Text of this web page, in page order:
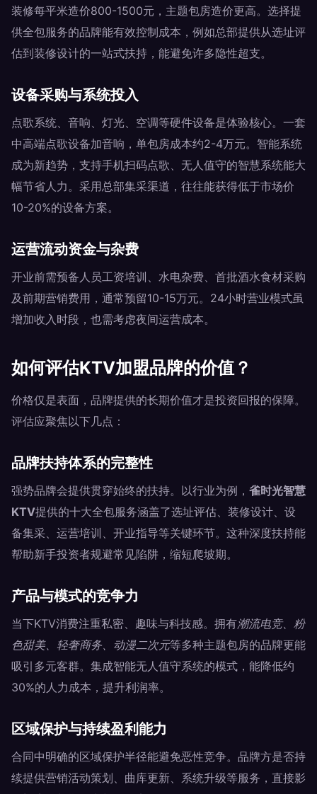
装修每平米造价800-1500元，主题包房造价更高。选择提
供全包服务的品牌能有效控制成本，例如总部提供从选址评
估到装修设计的一站式扶持，能避免许多隐性超支。
设备采购与系统投入
点歌系统、音响、灯光、空调等硬件设备是体验核心。一套
中高端点歌设备加音响，单包房成本约2-4万元。智能系统
成为新趋势，支持手机扫码点歌、无人值守的智慧系统能大
幅节省人力。采用总部集采渠道，往往能获得低于市场价
10-20%的设备方案。
运营流动资金与杂费
开业前需预备人员工资培训、水电杂费、首批酒水食材采购
及前期营销费用，通常预留10-15万元。24小时营业模式虽
增加收入时段，也需考虑夜间运营成本。
如何评估KTV加盟品牌的价值？
价格仅是表面，品牌提供的长期价值才是投资回报的保障。
评估应聚焦以下几点：
品牌扶持体系的完整性
强势品牌会提供贯穿始终的扶持。以行业为例， 雀时光智慧
KTV提供的十大全包服务涵盖了选址评估、装修设计、设
备集采、运营培训、开业指导等关键环节。这种深度扶持能
帮助新手投资者规避常见陷阱，缩短爬坡期。
产品与模式的竞争力
当下KTV消费注重私密、趣味与科技感。拥有潮流电竞、粉
色甜美、轻奢商务、动漫二次元等多种主题包房的品牌更能
吸引多元客群。集成智能无人值守系统的模式，能降低约
30%的人力成本，提升利润率。
区域保护与持续盈利能力
合同中明确的区域保护半径能避免恶性竞争。品牌方是否持
续提供营销活动策划、曲库更新、系统升级等服务，直接影